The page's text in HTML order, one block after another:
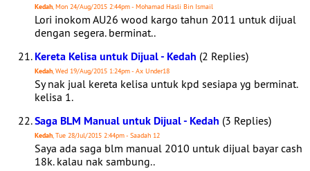
Kedah, Mon 24/Aug/2015 2:44pm - Mohamad Hasli Bin Ismail
Lori inokom AU26 wood kargo tahun 2011 untuk dijual
dengan segera. berminat..
Kereta Kelisa untuk Dijual - Kedah (2 Replies)
Kedah, Wed 19/Aug/2015 1:24pm - Ax Under18
Sy nak jual kereta kelisa untuk kpd sesiapa yg berminat.
kelisa 1.
Saga BLM Manual untuk Dijual - Kedah (3 Replies)
Kedah, Tue 28/Jul/2015 2:44pm - Saadah 12
Saya ada saga blm manual 2010 untuk dijual bayar cash
18k. kalau nak sambung..